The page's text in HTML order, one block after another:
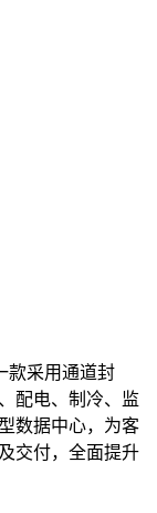
款采用通道封
配电、制冷、监
数据中心，为客
交付，全面提升